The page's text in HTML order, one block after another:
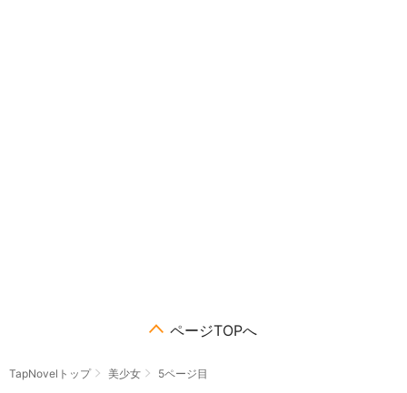
ページTOPへ
TapNovelトップ 美少女 5ページ目